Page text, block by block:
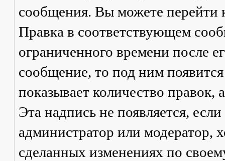
сообщения. Вы можете перейти
Правка в соответствующем
ограниченного времени после
сообщение, то под ним
показывает количество правок,
Эта надпись не появляется,
администратор или модератор,
сделанных изменениях по